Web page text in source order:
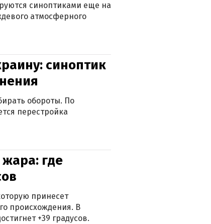
синоптиками еще на
атмосферного
синоптик
обороты. По
перестройка
где
принесет
происхождения. В
+39 градусов.